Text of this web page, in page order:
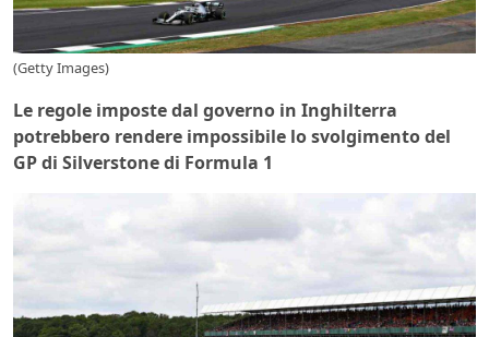
(Getty Images)
Le regole imposte dal governo in Inghilterra
potrebbero rendere impossibile lo svolgimento del
GP di Silverstone di Formula 1